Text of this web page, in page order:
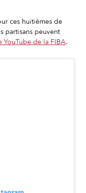
ces huitièmes de
partisans peuvent
YouTube de la FIBA.